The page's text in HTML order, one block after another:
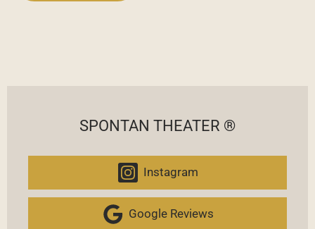
SPONTAN THEATER ®
Instagram
Google Reviews